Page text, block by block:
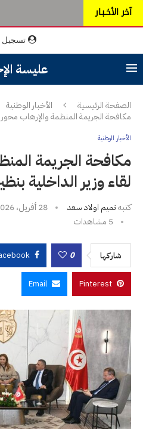
آخر الأخـبـار
تسجيل
عليسة
الصفحة الرئيسية
الأخبار الوطنية
مكافحة الجريمة المنظمة والإرهاب محور
الأخبار الوطنية
مكافحة الجريمة
لقاء وزير الداخلية
كتبهتميم اولاد سعد 28 أفريل، 2026
5 مشاهدات
شاركها 0
Pinterest
Email